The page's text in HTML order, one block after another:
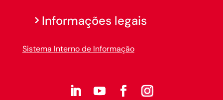
Informações legais
Sistema Interno de Informação